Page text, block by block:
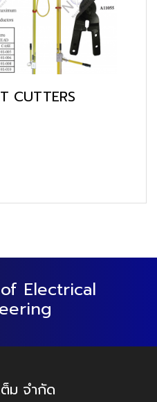
CUTTERS
Electrical
ม จำกัด